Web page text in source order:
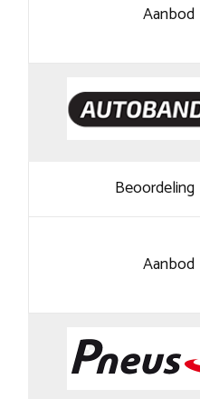
Aanbod
Beoordeling
Aanbod